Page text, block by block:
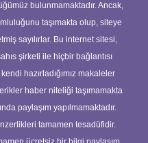
bulunmamaktadır. Ancak,
taşımakta olup, siteye
sayılırlar. Bu internet sitesi,
şirketi ile hiçbir bağlantısı
hazırladığımız makaleler
haber niteliği taşımamakta
paylaşım yapılmamaktadır.
tamamen tesadüfidir.